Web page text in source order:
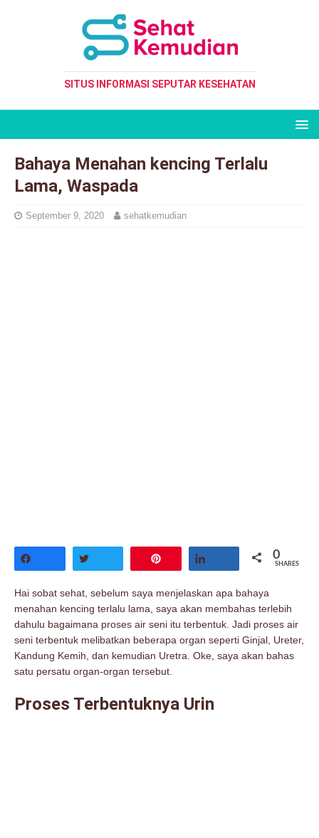
SITUS INFORMASI SEPUTAR KESEHATAN
Bahaya Menahan kencing Terlalu
Lama, Waspada
September 9, 2020 sehatkemudian
0
SHARES
Hai sobat sehat, sebelum saya menjelaskan apa bahaya
menahan kencing terlalu lama, saya akan membahas terlebih
dahulu bagaimana proses air seni itu terbentuk. Jadi proses air
seni terbentuk melibatkan beberapa organ seperti Ginjal, Ureter,
Kandung Kemih, dan kemudian Uretra. Oke, saya akan bahas
satu persatu organ-organ tersebut.
Proses Terbentuknya Urin